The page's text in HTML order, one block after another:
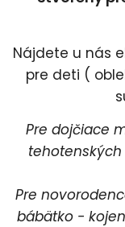
Nájdete u nás
pre deti (
Pre dojčiace
Pre
bábätko -